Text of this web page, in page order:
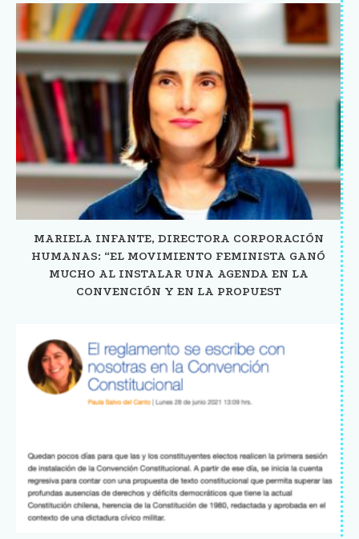
MARIELA INFANTE, DIRECTORA CORPORACIÓN
HUMANAS: “EL MOVIMIENTO FEMINISTA GANÓ
MUCHO AL INSTALAR UNA AGENDA EN LA
CONVENCIÓN Y EN LA PROPUEST